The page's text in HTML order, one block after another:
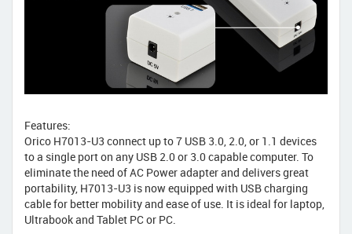
Features:
Orico H7013-U3 connect up to 7 USB 3.0, 2.0, or 1.1 devices
to a single port on any USB 2.0 or 3.0 capable computer. To
eliminate the need of AC Power adapter and delivers great
portability, H7013-U3 is now equipped with USB charging
cable for better mobility and ease of use. It is ideal for laptop,
Ultrabook and Tablet PC or PC.